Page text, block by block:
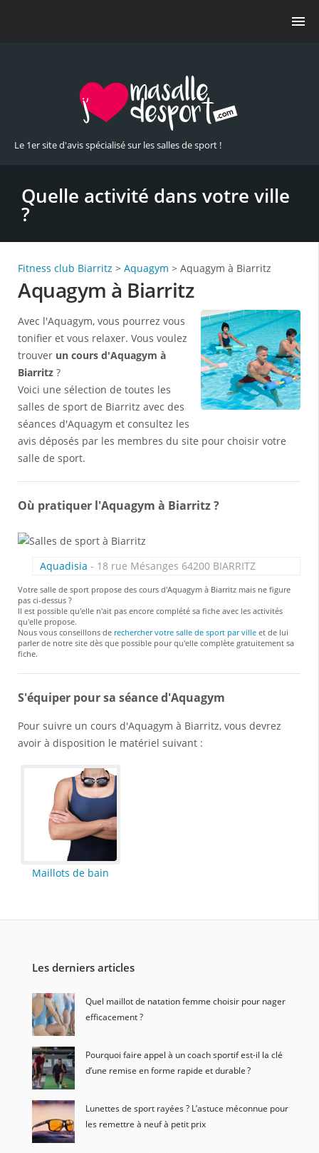
Le 1er site d'avis spécialisé sur les salles de sport !
Quelle activité dans votre ville
?
Fitness club Biarritz > Aquagym > Aquagym à Biarritz
Aquagym à Biarritz
Avec l'Aquagym, vous pourrez vous
tonifier et vous relaxer. Vous voulez
trouver un cours d'Aquagym à
Biarritz ?
Voici une sélection de toutes les
salles de sport de Biarritz avec des
séances d'Aquagym et consultez les
avis déposés par les membres du site pour choisir votre
salle de sport.
Où pratiquer l'Aquagym à Biarritz ?
Aquadisia - 18 rue Mésanges 64200 BIARRITZ
Votre salle de sport propose des cours d'Aquagym à Biarritz mais ne figure
pas ci-dessus ?
Il est possible qu'elle n'ait pas encore complété sa fiche avec les activités
qu'elle propose.
Nous vous conseillons de rechercher votre salle de sport par ville et de lui
parler de notre site dès que possible pour qu'elle complète gratuitement sa
fiche.
S'équiper pour sa séance d'Aquagym
Pour suivre un cours d'Aquagym à Biarritz, vous devrez
avoir à disposition le matériel suivant :
Maillots de bain
Les derniers articles
Quel maillot de natation femme choisir pour nager
efficacement ?
Pourquoi faire appel à un coach sportif est-il la clé
d’une remise en forme rapide et durable ?
Lunettes de sport rayées ? L’astuce méconnue pour
les remettre à neuf à petit prix